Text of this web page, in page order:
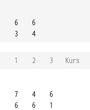
6
3
6
4
1 2 3
Kurs
7
6
4
6
6
1